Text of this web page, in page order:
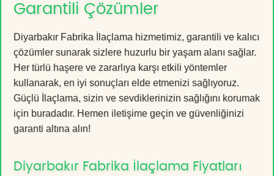
Garantili Çözümler
Diyarbakır Fabrika İlaçlama hizmetimiz, garantili ve kalıcı
çözümler sunarak sizlere huzurlu bir yaşam alanı sağlar.
Her türlü haşere ve zararlıya karşı etkili yöntemler
kullanarak, en iyi sonuçları elde etmenizi sağlıyoruz.
Güçlü İlaçlama, sizin ve sevdiklerinizin sağlığını korumak
için buradadır. Hemen iletişime geçin ve güvenliğinizi
garanti altına alın!
Diyarbakır Fabrika İlaçlama Fiyatları